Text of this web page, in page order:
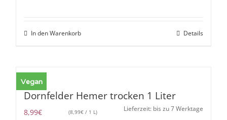
In den Warenkorb Details
Vegan
Dornfelder Hemer trocken 1 Liter
8,99€ (8,99€ / 1 L) Lieferzeit: bis zu 7 Werktage